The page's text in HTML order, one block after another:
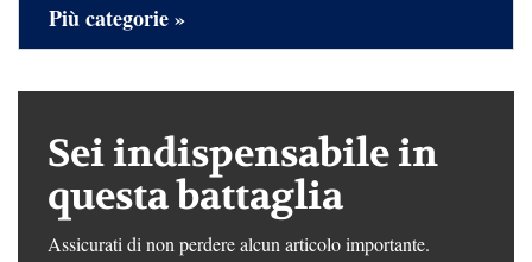
Più categorie »
Sei indispensabile in
questa battaglia
Assicurati di non perdere alcun articolo importante.